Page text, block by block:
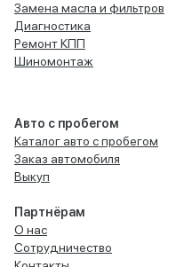
Замена масла и фильтров
Диагностика
Ремонт КПП
Шиномонтаж
Авто с пробегом
Каталог авто с пробегом
Заказ автомобиля
Выкуп
Партнёрам
О нас
Сотрудничество